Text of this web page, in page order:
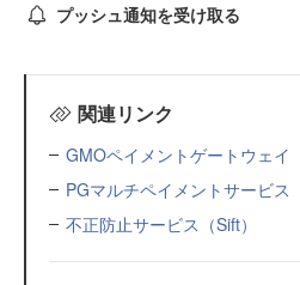
プッシュ通知を受け取る
関連リンク
GMOペイメントゲートウェイ
PGマルチペイメントサービス
不正防止サービス（Sift）